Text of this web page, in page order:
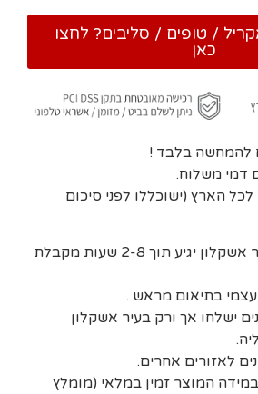
/ טופים / סליבים? לחצו
כאן
להמחשה בלבד !
דמי משלוח.
הארץ (ישוכללו לפני סיכום
*משלוחי בלונים בעיר אשקלון יגיע תוך 2-8 שעות מקבלת
עצמי בתיאום מראש .
ישלחו אך ורק בעיר אשקלון
לאזורים אחרים.
המוצר זמין במלאי (מומלץ